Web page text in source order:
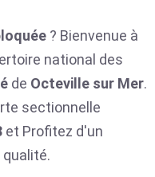
? Bienvenue à
national des
de Octeville sur Mer.
sectionnelle
et Profitez d'un
qualité.